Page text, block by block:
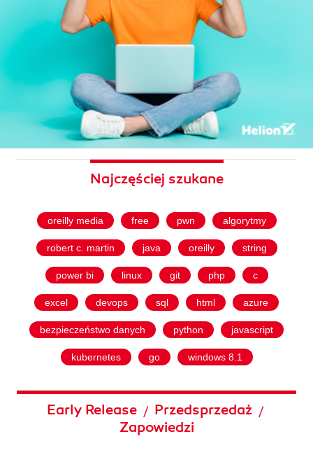
Najczęściej szukane
oreilly media free pwn algorytmy
robert c. martin java oreilly string
power bi linux git php c
excel devops sql html azure
bezpieczeństwo danych python javascript
kubernetes go windows 8.1
Early Release / Przedsprzedaż /
Zapowiedzi